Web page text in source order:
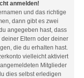
anmelden!
und das richtige
dann gibt es zwei
angegeben hast, dass
deiner Eltern oder deiner
die du erhalten hast.
vielleicht aktiviert
Mitglieder
dies selbst erledigen